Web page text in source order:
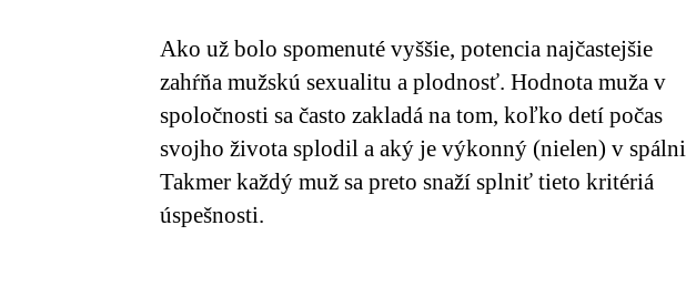
Ako už bolo spomenuté vyššie, potencia najčastejšie
zahŕňa mužskú sexualitu a plodnosť. Hodnota muža v
spoločnosti sa často zakladá na tom, koľko detí počas
svojho života splodil a aký je výkonný (nielen) v
Takmer každý muž sa preto snaží splniť tieto kritériá
úspešnosti.